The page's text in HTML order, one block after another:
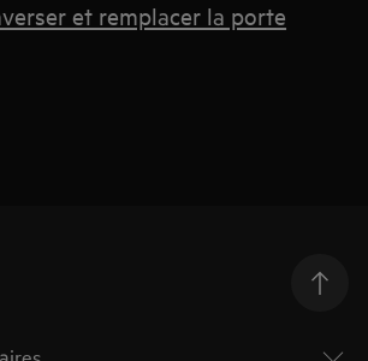
et remplacer la porte